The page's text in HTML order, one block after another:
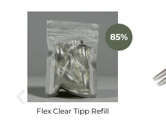
85%
Flex Clear Tipp Refill